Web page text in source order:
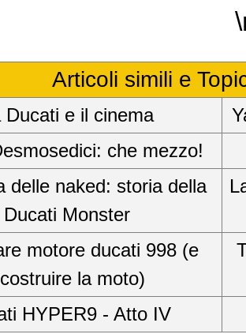
Articoli simili e
Ducati e il cinema
che mezzo!
delle naked: storia della
Ducati Monster
motore ducati 998 (e
la moto)
HYPER9 - Atto IV